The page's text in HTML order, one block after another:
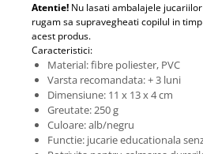
Atentie! Nu lasati ambalajele
rugam sa supravegheati copilul in
acest produs.
Caracteristici:
Material: fibre poliester, PVC
Varsta recomandata: + 3 luni
Dimensiune: 11 x 13 x 4 cm
Greutate: 250 g
Culoare: alb/negru
Functie: jucarie educationala